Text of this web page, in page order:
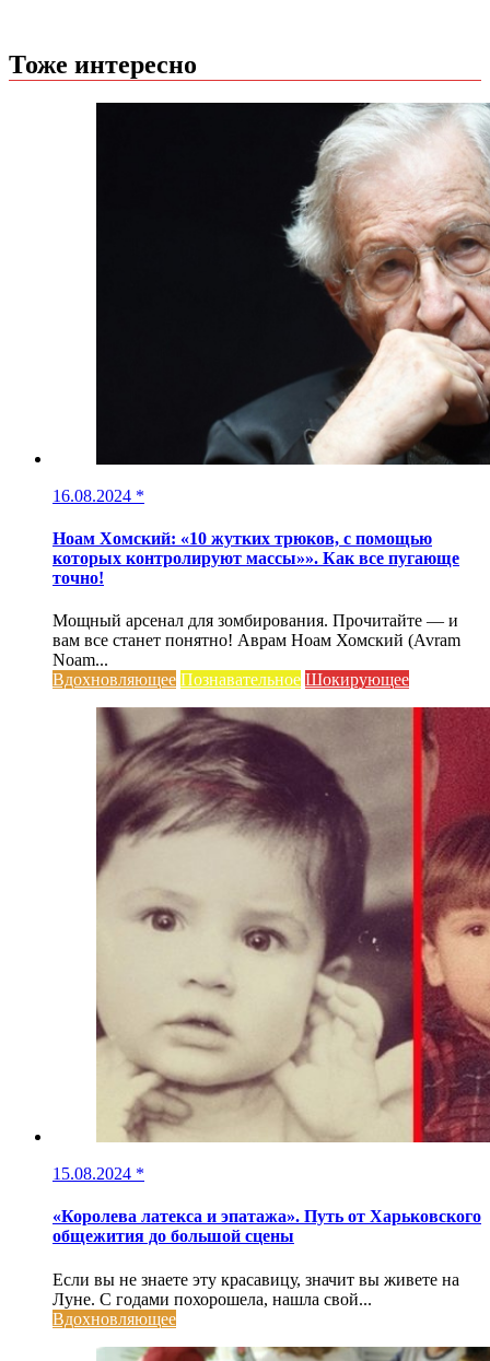
Тоже интересно
16.08.2024 *
Ноам Хомский: «10 жутких трюков, с помощью
которых контролируют массы»». Как все пугающе
точно!
Мощный арсенал для зомбирования. Прочитайте — и
вам все станет понятно! Аврам Ноам Хомский (Avram
Noam...
Вдохновляющее Познавательное Шокирующее
15.08.2024 *
«Королева латекса и эпатажа». Путь от Харьковского
общежития до большой сцены
Если вы не знаете эту красавицу, значит вы живете на
Луне. С годами похорошела, нашла свой...
Вдохновляющее